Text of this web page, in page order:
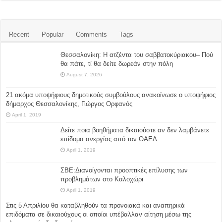
Recent Popular Comments Tags
Θεσσαλονίκη: Η ατζέντα του σαββατοκύριακου– Πού
θα πάτε, τί θα δείτε δωρεάν στην πόλη
August 7, 2026
21 ακόμα υποψήφιους δημοτικούς συμβούλους ανακοίνωσε ο υποψήφιος
δήμαρχος Θεσσαλονίκης, Γιώργος Ορφανός
April 1, 2019
Δείτε ποια βοηθήματα δικαιούστε αν δεν λαμβάνετε
επίδομα ανεργίας από τον ΟΑΕΔ
April 1, 2019
ΣΒΕ:Διανοίγονται προοπτικές επίλυσης των
προβλημάτων στο Καλοχώρι
April 1, 2019
Στις 5 Απριλίου θα καταβληθούν τα προνοιακά και αναπηρικά
επιδόματα σε δικαιούχους οι οποίοι υπέβαλλαν αίτηση μέσω της